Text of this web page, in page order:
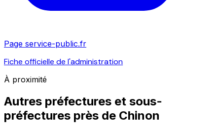
Page service-public.fr
Fiche officielle de l'administration
À proximité
Autres préfectures et sous-
préfectures près de Chinon